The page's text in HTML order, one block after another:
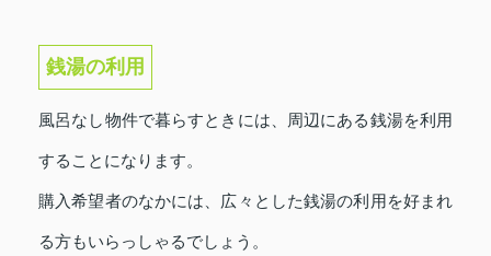
銭湯の利用
風呂なし物件で暮らすときには、周辺にある銭湯を利用
することになります。
購入希望者のなかには、広々とした銭湯の利用を好まれ
る方もいらっしゃるでしょう。